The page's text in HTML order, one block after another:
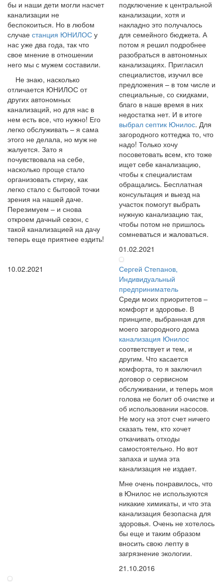
бы и наши дети могли насчет
канализации не
беспокоиться. Но в любом
случае станция ЮНИЛОС у
нас уже два года, так что
свое мнение в отношении
него мы с мужем составили.
Не знаю, насколько
отличается ЮНИЛОС от
других автономных
канализаций, но для нас в
нем есть все, что нужно! Его
легко обслуживать – я сама
этого не делала, но муж не
жалуется. Зато я
почувствовала на себе,
насколько проще стало
организовать стирку, как
легко стало с бытовой точки
зрения на нашей даче.
Перезимуем – и снова
откроем дачный сезон, с
такой канализацией на дачу
теперь еще приятнее ездить!
10.02.2021
подключение к центральной
канализации, хотя и
накладно это получалось
для семейного бюджета. А
потом я решил подробнее
разобраться в автономных
канализациях. Пригласил
специалистов, изучил все
предложения – в том числе и
специальные, со скидками,
благо в наше время в них
недостатка нет. И в итоге
выбрал септик Юнилос. Для
загородного коттеджа то, что
надо! Только хочу
посоветовать всем, кто тоже
ищет себе канализацию,
чтобы к специалистам
обращались. Бесплатная
консультация и выезд на
участок помогут выбрать
нужную канализацию так,
чтобы потом не пришлось
сомневаться и жаловаться.
01.02.2021
Сергей Степанов,
Индивидуальный
предприниматель
Среди моих приоритетов –
комфорт и здоровье. В
принципе, выбранная для
моего загородного дома
канализация Юнилос
соответствует и тем, и
другим. Что касается
комфорта, то я заключил
договор о сервисном
обслуживании, и теперь моя
голова не болит об очистке и
об использовании насосов.
Не могу на этот счет ничего
сказать тем, кто хочет
откачивать отходы
самостоятельно. Но вот
запаха и шума эта
канализация не издает.
Мне очень понравилось, что
в Юнилос не используются
никакие химикаты, и что эта
канализация безопасна для
здоровья. Очень не хотелось
бы еще и таким образом
вносить свою лепту в
загрязнение экологии.
21.10.2016